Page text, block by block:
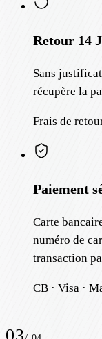
Retour 14 J
Sans
récupère la
Frais de
Paiement
Carte
numéro de
transaction
CB · Visa ·
03